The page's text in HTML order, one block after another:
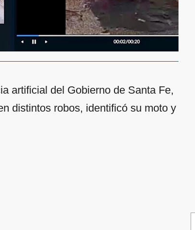
artificial del Gobierno de Santa Fe,
distintos robos, identificó su moto y